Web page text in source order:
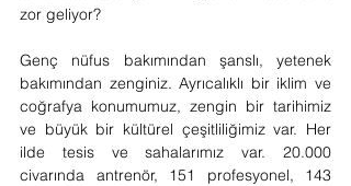
zor geliyor?
Genç nüfus bakımından şanslı, yetenek
bakımından zenginiz. Ayrıcalıklı bir iklim ve
coğrafya konumumuz, zengin bir tarihimiz
ve büyük bir kültürel çeşitliliğimiz var. Her
ilde tesis ve sahalarımız var. 20.000
civarında antrenör, 151 profesyonel, 143